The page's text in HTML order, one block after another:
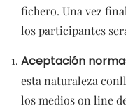
fichero. Una vez
los participantes
Aceptación
esta naturaleza
los medios on line